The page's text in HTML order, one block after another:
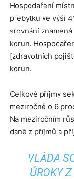
Hospodaření
přebytku ve výši
srovnání
korun.
[zdravotních
korun.
Celkové příjmy
meziročně o 6
Na meziročním
daně z příjmů a
VLÁDA
ÚROKY